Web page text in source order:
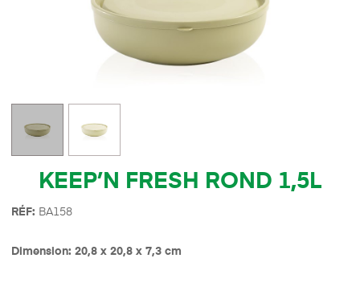
KEEP’N FRESH ROND 1,5L
R É F: BA158
Dimension: 20,8 x 20,8 x 7,3 cm